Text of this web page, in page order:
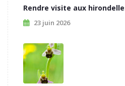
Rendre visite aux
23 juin 2026